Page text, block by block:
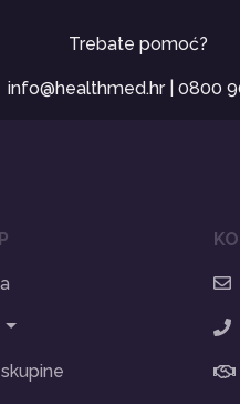
Trebate pomoć?
info@healthmed.hr| 0800